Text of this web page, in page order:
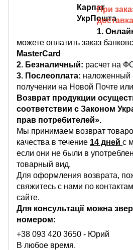
При
1.
можете оплатить заказ
MasterCard
2. Безналичный: расчет на
3. Послеоплата: наложенный
получении на Новой Почте
Возврат продукции
соответствии с Законом
прав потребителей».
Мы принимаем возврат
качества в течение 14 дней с
если они не были в
товарный вид.
Для оформления возврата,
свяжитесь с нами по
сайте.
Для консультації можна
номером:
+38 093 420 3650 - Юрий
В любое время.